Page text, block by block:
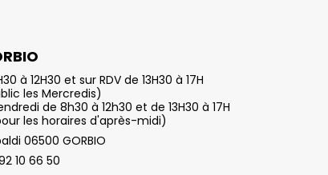
à 12H30 et sur RDV de 13H30 à 17H
les Mercredis)
de 8h30 à 12h30 et de 13H30 à 17H
les horaires d'après-midi)
06500 GORBIO
10 66 50